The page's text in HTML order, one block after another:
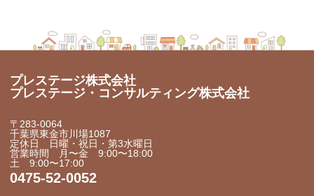
プレステージ株式会社
プレステージ・コンサルティング株式会社
〒283-0064
千葉県東金市川場1087
定休日 日曜・祝日・第3水曜日
営業時間 月〜金 9:00〜18:00
土 9:00〜17:00
0475-52-0052